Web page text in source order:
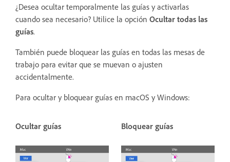
¿Desea ocultar temporalmente las guías y activarlas
cuando sea necesario? Utilice la opción Ocultar todas las
guías.
También puede bloquear las guías en todas las mesas de
trabajo para evitar que se muevan o ajusten
accidentalmente.
Para ocultar y bloquear guías en macOS y Windows:
Ocultar guías Bloquear guías